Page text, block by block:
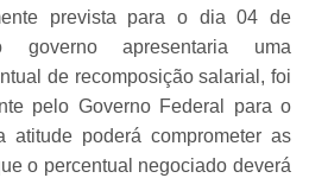
prevista para o dia 04 de
apresentaria uma
de recomposição salarial, foi
pelo Governo Federal para o
poderá comprometer as
o percentual negociado deverá